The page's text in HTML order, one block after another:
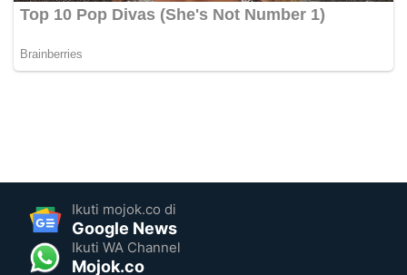
Ikuti mojok.co di
Google News
Ikuti WA Channel
Mojok.co